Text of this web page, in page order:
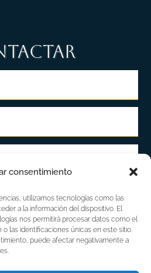
consentimiento
utilizamos tecnologías como las
a la información del dispositivo. El
nos permitirá procesar datos como el
las identificaciones únicas en este sitio.
puede afectar negativamente a